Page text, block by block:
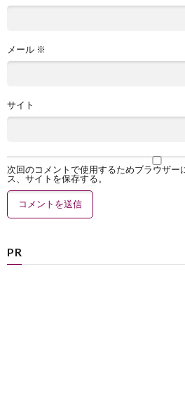
メール ※
サイト
次回のコメントで使用するためブラウザー
ス、サイトを保存する。
PR